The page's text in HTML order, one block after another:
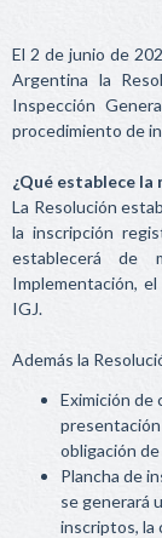
El 2 de junio de
Argentina la
Inspección
procedimiento de
¿Qué establece la
La Resolución
la inscripción
establecerá de
Implementación,
IGJ.
Además la
Eximición de
obligación
Plancha de
se generará
inscriptos, la